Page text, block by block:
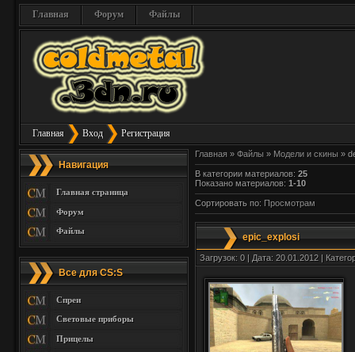
Главная Форум Файлы
Главная Вход Регистрация
Навигация
Главная страница
Форум
Файлы
Все для CS:S
Спреи
Световые приборы
Прицелы
Главная » Файлы » Модели и скины »
В категории материалов: 25
Показано материалов: 1-10
Сортировать по: Просмотрам
epic_explosi
Загрузок: 0 | Дата: 20.01.2012 |